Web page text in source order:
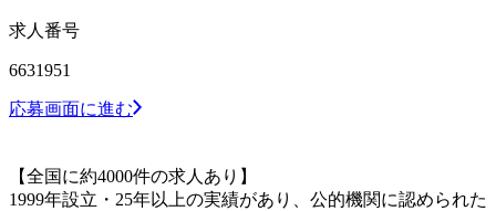
求人番号
6631951
応募画面に進む
【全国に約4000件の求人あり】
1999年設立・25年以上の実績があり、公的機関に認められた